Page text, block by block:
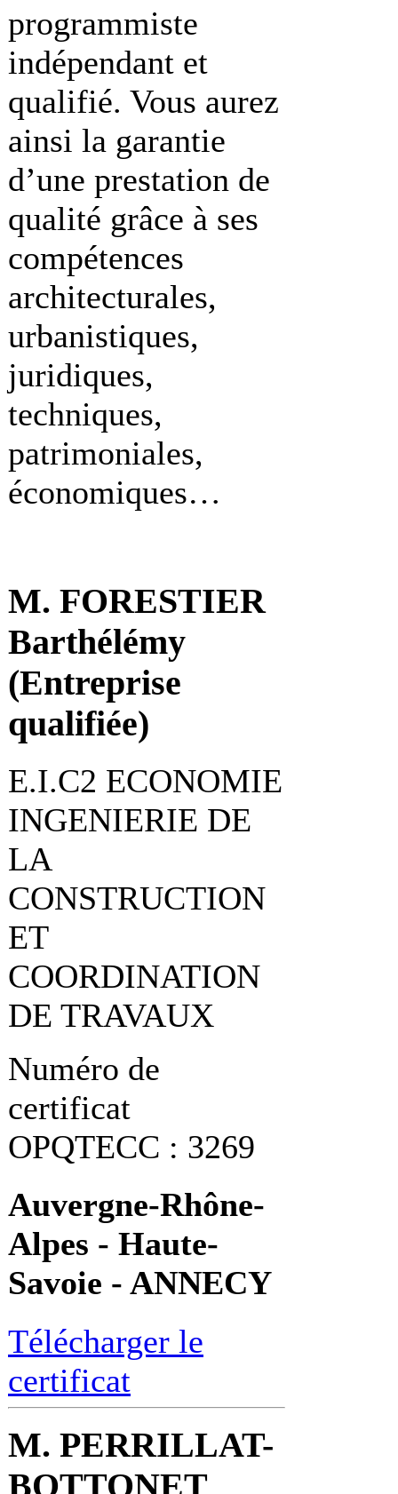
programmiste
indépendant et
qualifié. Vous aurez
ainsi la garantie
d’une prestation de
qualité grâce à ses
compétences
architecturales,
urbanistiques,
juridiques,
techniques,
patrimoniales,
économiques…
M. FORESTIER
Barthélémy
(Entreprise
qualifiée)
E.I.C2 ECONOMIE
INGENIERIE DE
LA
CONSTRUCTION
ET
COORDINATION
DE TRAVAUX
Numéro de
certificat
OPQTECC : 3269
Auvergne-Rhône-
Alpes - Haute-
Savoie - ANNECY
Télécharger le
certificat
M. PERRILLAT-